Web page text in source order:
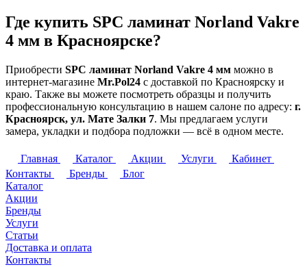
Где купить SPC ламинат Norland Vakre
4 мм в Красноярске?
Приобрести SPC ламинат Norland Vakre 4 мм можно в
интернет-магазине Mr.Pol24 с доставкой по Красноярску и
краю. Также вы можете посмотреть образцы и получить
профессиональную консультацию в нашем салоне по адресу: г.
Красноярск, ул. Мате Залки 7. Мы предлагаем услуги
замера, укладки и подбора подложки — всё в одном месте.
Главная Каталог Акции Услуги
Кабинет
Контакты
Бренды
Блог
Каталог
Акции
Бренды
Услуги
Статьи
Доставка и оплата
Контакты